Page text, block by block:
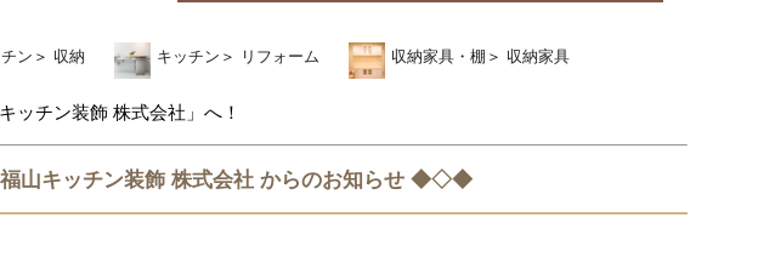
ン ＞ 収納 キッチン ＞ リフォーム 収納家具・棚 ＞ 収納家具
ッチン装飾 株式会社」へ！
キッチン装飾 株式会社 からのお知らせ ◆◇◆